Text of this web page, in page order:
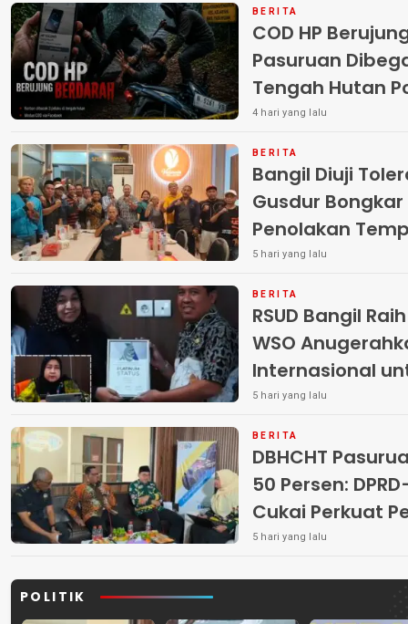
BERITA
COD HP
Pasuruan
Tengah Hutan Polisi Buru Tiga
Pelaku
4 hari yang lalu
BERITA
Bangil Diuji
Gusdur
Penolakan
5 hari yang lalu
BERITA
RSUD Bangil
WSO
Internasional
5 hari yang lalu
BERITA
DBHCHT
50 Persen:
Cukai Perkuat
Peredaran
5 hari yang lalu
POLITIK